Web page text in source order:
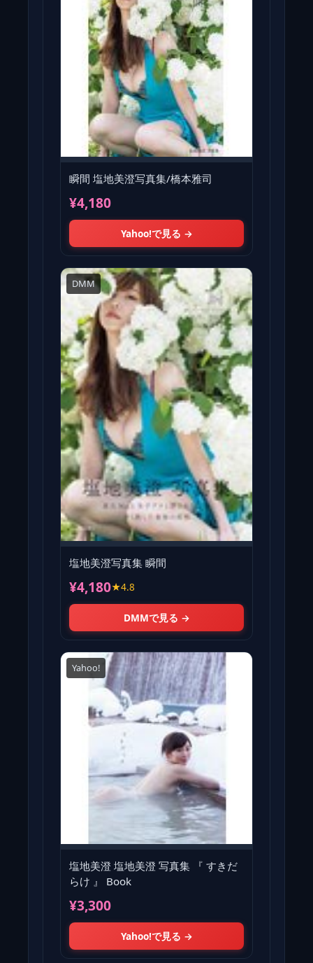
瞬間 塩地美澄写真集/橋本雅司
¥4,180
Yahoo!で見る →
DMM
塩地美澄写真集 瞬間
¥4,180★4.8
DMMで見る →
Yahoo!
塩地美澄 塩地美澄 写真集 『 すきだ
らけ 』 Book
¥3,300
Yahoo!で見る →